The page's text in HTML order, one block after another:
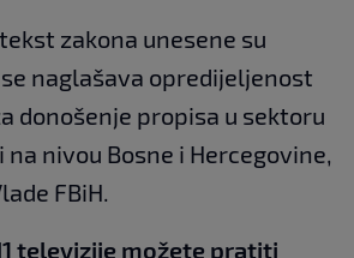
zakona unesene su
naglašava opredijeljenost
donošenje propisa u sektoru
nivou Bosne i Hercegovine,
FBiH.
televizije možete pratiti